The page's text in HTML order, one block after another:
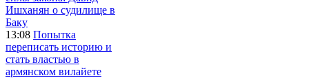
Ишханян о судилище в
Баку
13:08 Попытка
переписать историю и
стать властью в
армянском вилайете